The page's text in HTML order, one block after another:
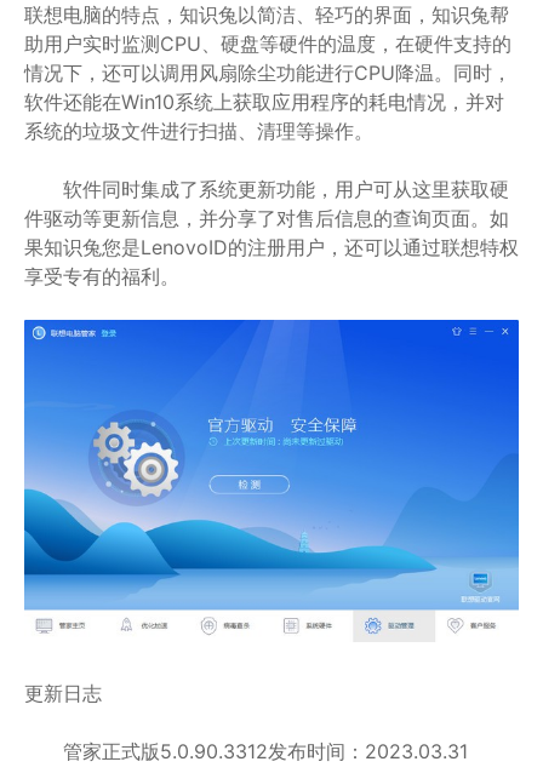
联想电脑的特点，知识兔以简洁、轻巧的界面，知识兔帮
助用户实时监测CPU、硬盘等硬件的温度，在硬件支持的
情况下，还可以调用风扇除尘功能进行CPU降温。同时，
软件还能在Win10系统上获取应用程序的耗电情况，并对
系统的垃圾文件进行扫描、清理等操作。
软件同时集成了系统更新功能，用户可从这里获取硬
件驱动等更新信息，并分享了对售后信息的查询页面。如
果知识兔您是LenovoID的注册用户，还可以通过联想特权
享受专有的福利。
更新日志
管家正式版5.0.90.3312发布时间：2023.03.31